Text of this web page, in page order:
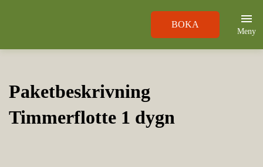
BOKA
Meny
Paketbeskrivning
Timmerflotte 1 dygn